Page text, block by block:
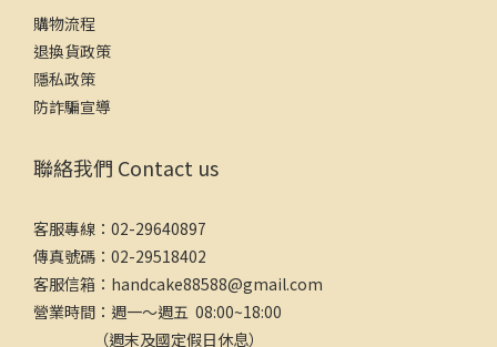
購物流程
退換貨政策
隱私政策
防詐騙宣導
聯絡我們 Contact us
客服專線：02-29640897
傳真號碼：02-29518402
客服信箱：handcake88588@gmail.com
營業時間：週一～週五 08:00~18:00
（週末及國定假日休息）